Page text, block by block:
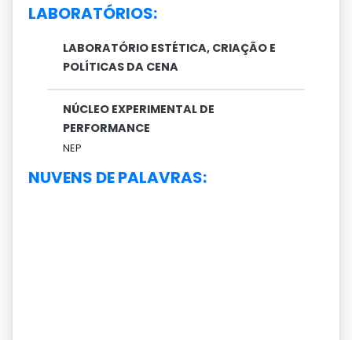
LABORATÓRIOS:
LABORATÓRIO ESTÉTICA, CRIAÇÃO E
POLÍTICAS DA CENA
NÚCLEO EXPERIMENTAL DE
PERFORMANCE
NEP
NUVENS DE PALAVRAS: